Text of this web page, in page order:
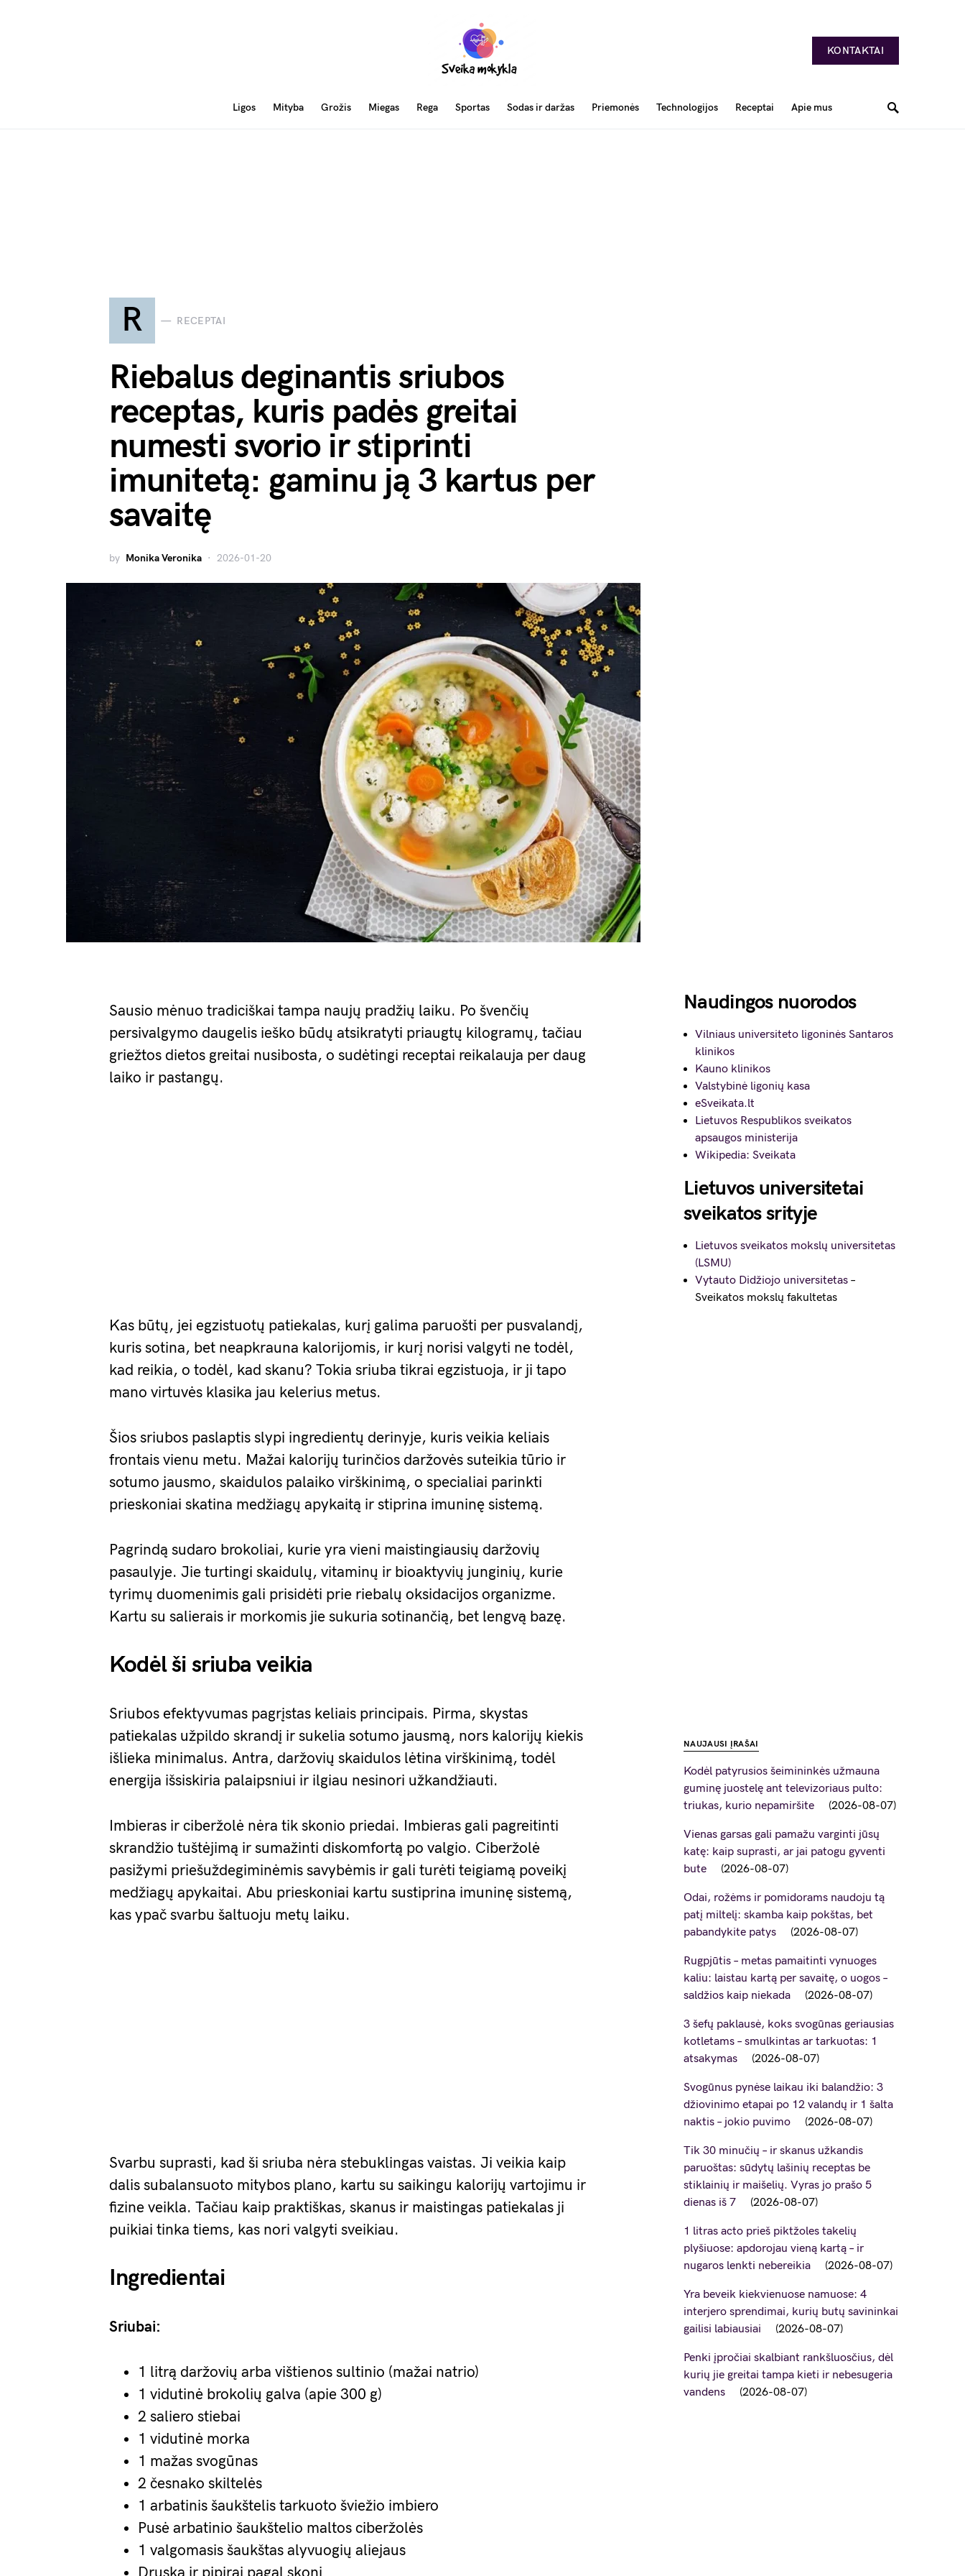
KONTAKTAI
Ligos Mityba Grožis Miegas Rega Sportas Sodas ir daržas Priemonės Technologijos Receptai Apie mus
R RECEPTAI
Riebalus deginantis sriubos
receptas, kuris padės greitai
numesti svorio ir stiprinti
imunitetą: gaminu ją 3 kartus per
savaitę
by Monika Veronika 2026-01-20
Sausio mėnuo tradiciškai tampa naujų pradžių laiku. Po švenčių
persivalgymo daugelis ieško būdų atsikratyti priaugtų kilogramų, tačiau
griežtos dietos greitai nusibosta, o sudėtingi receptai reikalauja per daug
laiko ir pastangų.
Kas būtų, jei egzistuotų patiekalas, kurį galima paruošti per pusvalandį,
kuris sotina, bet neapkrauna kalorijomis, ir kurį norisi valgyti ne todėl,
kad reikia, o todėl, kad skanu? Tokia sriuba tikrai egzistuoja, ir ji tapo
mano virtuvės klasika jau kelerius metus.
Šios sriubos paslaptis slypi ingredientų derinyje, kuris veikia keliais
frontais vienu metu. Mažai kalorijų turinčios daržovės suteikia tūrio ir
sotumo jausmo, skaidulos palaiko virškinimą, o specialiai parinkti
prieskoniai skatina medžiagų apykaitą ir stiprina imuninę sistemą.
Pagrindą sudaro brokoliai, kurie yra vieni maistingiausių daržovių
pasaulyje. Jie turtingi skaidulų, vitaminų ir bioaktyvių junginių, kurie
tyrimų duomenimis gali prisidėti prie riebalų oksidacijos organizme.
Kartu su salierais ir morkomis jie sukuria sotinančią, bet lengvą bazę.
Kodėl ši sriuba veikia
Sriubos efektyvumas pagrįstas keliais principais. Pirma, skystas
patiekalas užpildo skrandį ir sukelia sotumo jausmą, nors kalorijų kiekis
išlieka minimalus. Antra, daržovių skaidulos lėtina virškinimą, todėl
energija išsiskiria palaipsniui ir ilgiau nesinori užkandžiauti.
Imbieras ir ciberžolė nėra tik skonio priedai. Imbieras gali pagreitinti
skrandžio tuštėjimą ir sumažinti diskomfortą po valgio. Ciberžolė
pasižymi priešuždegiminėmis savybėmis ir gali turėti teigiamą poveikį
medžiagų apykaitai. Abu prieskoniai kartu sustiprina imuninę sistemą,
kas ypač svarbu šaltuoju metų laiku.
Svarbu suprasti, kad ši sriuba nėra stebuklingas vaistas. Ji veikia kaip
dalis subalansuoto mitybos plano, kartu su saikingu kalorijų vartojimu ir
fizine veikla. Tačiau kaip praktiškas, skanus ir maistingas patiekalas ji
puikiai tinka tiems, kas nori valgyti sveikiau.
Ingredientai
Sriubai:
1 litrą daržovių arba vištienos sultinio (mažai natrio)
1 vidutinė brokolių galva (apie 300 g)
2 saliero stiebai
1 vidutinė morka
1 mažas svogūnas
2 česnako skiltelės
1 arbatinis šaukštelis tarkuoto šviežio imbiero
Pusė arbatinio šaukštelio maltos ciberžolės
1 valgomasis šaukštas alyvuogių aliejaus
Naudingos nuorodos
Vilniaus universiteto ligoninės Santaros
klinikos
Kauno klinikos
Valstybinė ligonių kasa
eSveikata.lt
Lietuvos Respublikos sveikatos
apsaugos ministerija
Wikipedia: Sveikata
Lietuvos universitetai
sveikatos srityje
Lietuvos sveikatos mokslų universitetas
(LSMU)
Vytauto Didžiojo universitetas –
Sveikatos mokslų fakultetas
NAUJAUSI ĮRAŠAI
Kodėl patyrusios šeimininkės užmauna
guminę juostelę ant televizoriaus pulto:
triukas, kurio nepamiršite
2026-08-07
Vienas garsas gali pamažu varginti jūsų
katę: kaip suprasti, ar jai patogu gyventi
bute
2026-08-07
Odai, rožėms ir pomidorams naudoju tą
patį miltelį: skamba kaip pokštas, bet
pabandykite patys
2026-08-07
Rugpjūtis – metas pamaitinti vynuoges
kaliu: laistau kartą per savaitę, o uogos –
saldžios kaip niekada
2026-08-07
3 šefų paklausė, koks svogūnas geriausias
kotletams – smulkintas ar tarkuotas: 1
atsakymas
2026-08-07
Svogūnus pynėse laikau iki balandžio: 3
džiovinimo etapai po 12 valandų ir 1 šalta
naktis – jokio puvimo
2026-08-07
Tik 30 minučių – ir skanus užkandis
paruoštas: sūdytų lašinių receptas be
stiklainių ir maišelių. Vyras jo prašo 5
dienas iš 7
2026-08-07
1 litras acto prieš piktžoles takelių
plyšiuose: apdorojau vieną kartą – ir
nugaros lenkti nebereikia
2026-08-07
Yra beveik kiekvienuose namuose: 4
interjero sprendimai, kurių butų savininkai
gailisi labiausiai
2026-08-07
Penki įpročiai skalbiant rankšluosčius, dėl
kurių jie greitai tampa kieti ir nebesugeria
vandens
2026-08-07